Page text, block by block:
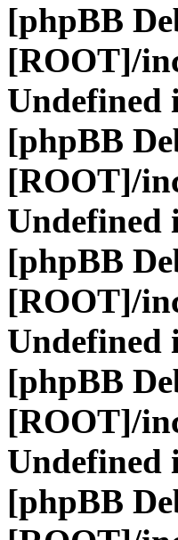
[phpBB
[ROOT]/
Undefined
[phpBB
[ROOT]/
Undefined
[phpBB
[ROOT]/
Undefined
[phpBB
[ROOT]/
Undefined
[phpBB